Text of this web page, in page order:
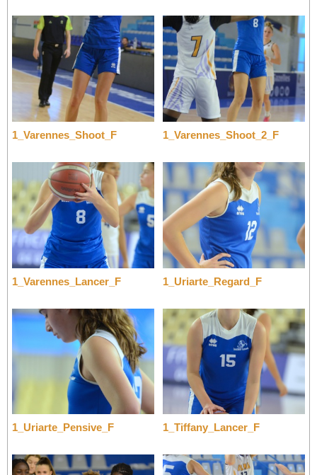
1_Varennes_Shoot_F 1_Varennes_Shoot_2_F
1_Varennes_Lancer_F 1_Uriarte_Regard_F
1_Uriarte_Pensive_F 1_Tiffany_Lancer_F